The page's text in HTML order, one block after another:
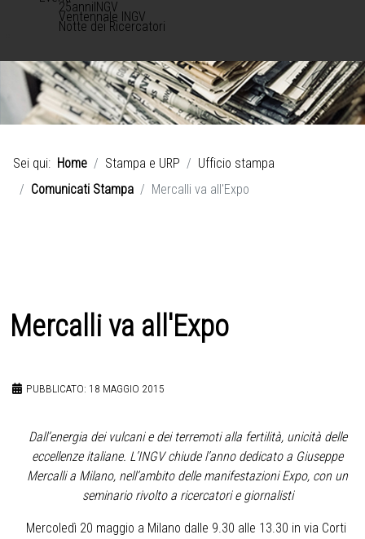
25anniINGV
Ventennale INGV
Notte dei Ricercatori
Sei qui: Home Stampa e URP
Ufficio stampa
Comunicati Stampa
Mercalli va all'Expo
Mercalli va all'Expo
PUBBLICATO: 18 MAGGIO 2015
Dall’energia dei vulcani e dei terremoti alla fertilità, unicità delle
eccellenze italiane. L’INGV chiude l’anno dedicato a Giuseppe
Mercalli a Milano, nell’ambito delle manifestazioni Expo, con un
seminario rivolto a ricercatori e giornalisti
Mercoledì 20 maggio a Milano dalle 9.30 alle 13.30 in via Corti